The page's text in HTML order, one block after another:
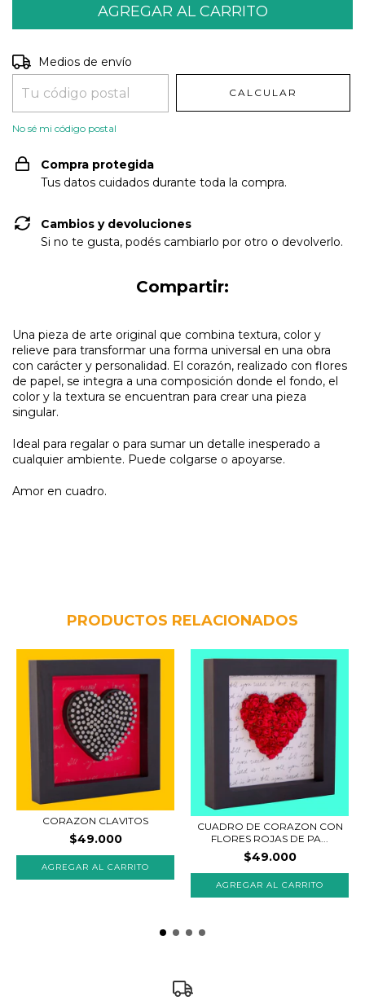
Entregas para el CP:
Medios de envío
CALCULAR
No sé mi código postal
Compra protegida
Tus datos cuidados durante toda la compra.
Cambios y devoluciones
Si no te gusta, podés cambiarlo por otro o devolverlo.
Compartir:
Una pieza de arte original que combina textura, color y
relieve para transformar una forma universal en una obra
con carácter y personalidad. El corazón, realizado con flores
de papel, se integra a una composición donde el fondo, el
color y la textura se encuentran para crear una pieza
singular.
Ideal para regalar o para sumar un detalle inesperado a
cualquier ambiente. Puede colgarse o apoyarse.
Amor en cuadro.
PRODUCTOS RELACIONADOS
CORAZON CLAVITOS
$49.000
AGREGAR AL CARRITO
CUADRO DE CORAZON CON
FLORES ROJAS DE PA...
$49.000
AGREGAR AL CARRITO